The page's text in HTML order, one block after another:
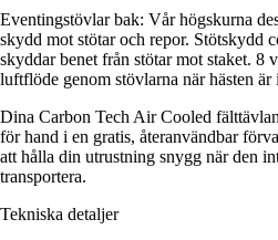
Eventingstövlar bak: Vår högskurna
skydd mot stötar och repor. Stötskydd
skyddar benet från stötar mot staket. 8
luftflöde genom stövlarna när hästen är
Dina Carbon Tech Air Cooled
för hand i en gratis, återanvändbar
att hålla din utrustning snygg när den
transportera.
Tekniska detaljer